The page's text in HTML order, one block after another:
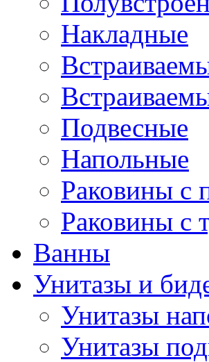
Накладные
Подвесные
Напольные
Раковины с
Раковины с
Ванны
Унитазы и
Унитазы
Унитазы